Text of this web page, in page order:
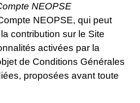
NEOPSE
NEOPSE, qui peut
contribution sur le Site
activées par la
de Conditions Générales
proposées avant toute